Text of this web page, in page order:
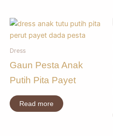
Dress
Gaun Pesta Anak
Putih Pita Payet
Read more